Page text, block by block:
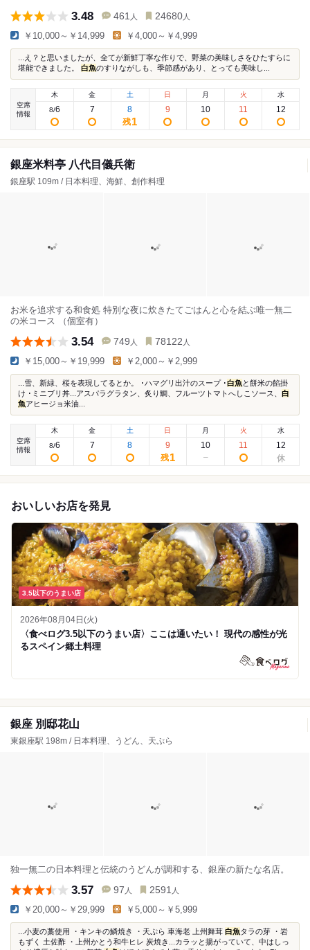
3.48 461 人 24680 人
￥10,000～￥14,999 ￥4,000～￥4,999
...え？と思いましたが、全てが新鮮丁寧な作りで、野菜の美味しさをひたすらに
堪能できました。 白魚のすりながしも、季節感があり、とっても美味し...
空席
情報
木
8/6
金
7
土
8
残1
日
9
月
10
火
11
水
12
銀座米料亭 八代目儀兵衛
銀座駅 109m / 日本料理、海鮮、創作料理
お米を追求する和食処 特別な夜に炊きたてごはんと心を結ぶ唯一無二
の米コース （個室有）
3.54 749 人 78122 人
￥15,000～￥19,999 ￥2,000～￥2,999
...雪、新緑、桜を表現してるとか。 ･ハマグリ出汁のスープ ･白魚 と餅米の餡掛
け ･ミニブリ丼...アスパラグラタン、炙り鯛、フルーツトマトへしこソース、 白
魚アヒージョ米油...
空席
情報
木
8/6
金
7
土
8
日
9
残1
月
10
火
11
水
12
おいしいお店を発見
3.5以下のうまい店
2026年08月04日(火)
〈食べログ3.5以下のうまい店〉ここは通いたい！ 現代の感性が光
るスペイン郷土料理
銀座 別邸花山
東銀座駅 198m / 日本料理、うどん、天ぷら
独一無二の日本料理と伝統のうどんが調和する、銀座の新たな名店。
3.57 97 人 2591 人
￥20,000～￥29,999 ￥5,000～￥5,999
...小麦の藁使用 ・キンキの鱗焼き ・天ぷら 車海老 上州舞茸 白魚タラの芽 ・岩
もずく 土佐酢 ・上州かとう和牛ヒレ 炭焼き...カラッと揚がっていて、中はしっ